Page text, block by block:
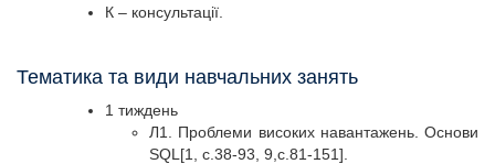
К – консультації.
Тематика та види навчальних занять
1 тиждень
Л1. Проблеми високих навантажень. Основи
SQL[1, c.38-93, 9,c.81-151].